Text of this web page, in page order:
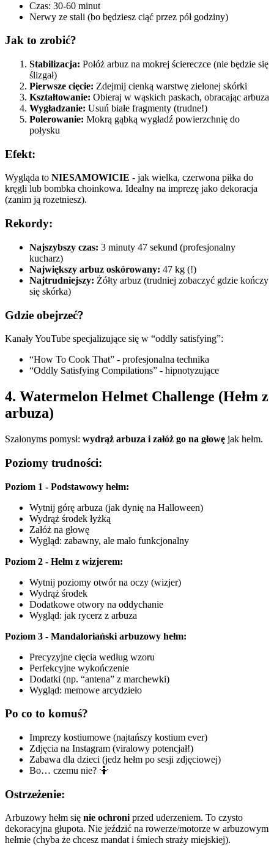
Czas: 30-60 minut
Nerwy ze stali (bo będziesz ciąć przez pół godziny)
Jak to zrobić?
Stabilizacja: Połóż arbuz na mokrej ściereczce (nie będzie się
ślizgał)
Pierwsze cięcie: Zdejmij cienką warstwę zielonej skórki
Kształtowanie: Obieraj w wąskich paskach, obracając arbuza
Wygładzanie: Usuń białe fragmenty (trudne!)
Polerowanie: Mokrą gąbką wygładź powierzchnię do
połysku
Efekt:
Wygląda to NIESAMOWICIE - jak wielka, czerwona piłka do
kręgli lub bombka choinkowa. Idealny na imprezę jako dekoracja
(zanim ją rozetniesz).
Rekordy:
Najszybszy czas: 3 minuty 47 sekund (profesjonalny
kucharz)
Największy arbuz oskórowany: 47 kg (!)
Najtrudniejszy: Żółty arbuz (trudniej zobaczyć gdzie kończy
się skórka)
Gdzie obejrzeć?
Kanały YouTube specjalizujące się w “oddly satisfying”:
“How To Cook That” - profesjonalna technika
“Oddly Satisfying Compilations” - hipnotyzujące
4. Watermelon Helmet Challenge (Hełm z
arbuza)
Szalonyms pomysł: wydrąż arbuza i załóż go na głowę jak hełm.
Poziomy trudności:
Poziom 1 - Podstawowy hełm:
Wytnij górę arbuza (jak dynię na Halloween)
Wydrąż środek łyżką
Załóż na głowę
Wygląd: zabawny, ale mało funkcjonalny
Poziom 2 - Hełm z wizjerem:
Wytnij poziomy otwór na oczy (wizjer)
Wydrąż środek
Dodatkowe otwory na oddychanie
Wygląd: jak rycerz z arbuza
Poziom 3 - Mandaloriański arbuzowy hełm:
Precyzyjne cięcia według wzoru
Perfekcyjne wykończenie
Dodatki (np. “antena” z marchewki)
Wygląd: memowe arcydzieło
Po co to komuś?
Imprezy kostiumowe (najtańszy kostium ever)
Zdjęcia na Instagram (viralowy potencjał!)
Zabawa dla dzieci (jedz hełm po sesji zdjęciowej)
Bo… czemu nie? 🤷
Ostrzeżenie:
Arbuzowy hełm się nie ochroni przed uderzeniem. To czysto
dekoracyjna głupota. Nie jeździć na rowerze/motorze w arbuzowym
hełmie (chyba że chcesz mandat i śmiech straży miejskiej).